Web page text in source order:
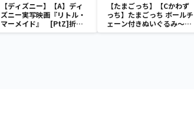
【ディズニー】【A】ディ
ズニー実写映画『リトル・
マーメイド』 [PtZ]折り
畳みボックスチェアー
【たまごっち】【Cかわず
っち】たまごっち ボールチ
ェーン付きぬいぐるみ～
Tamagotchi Paradise～